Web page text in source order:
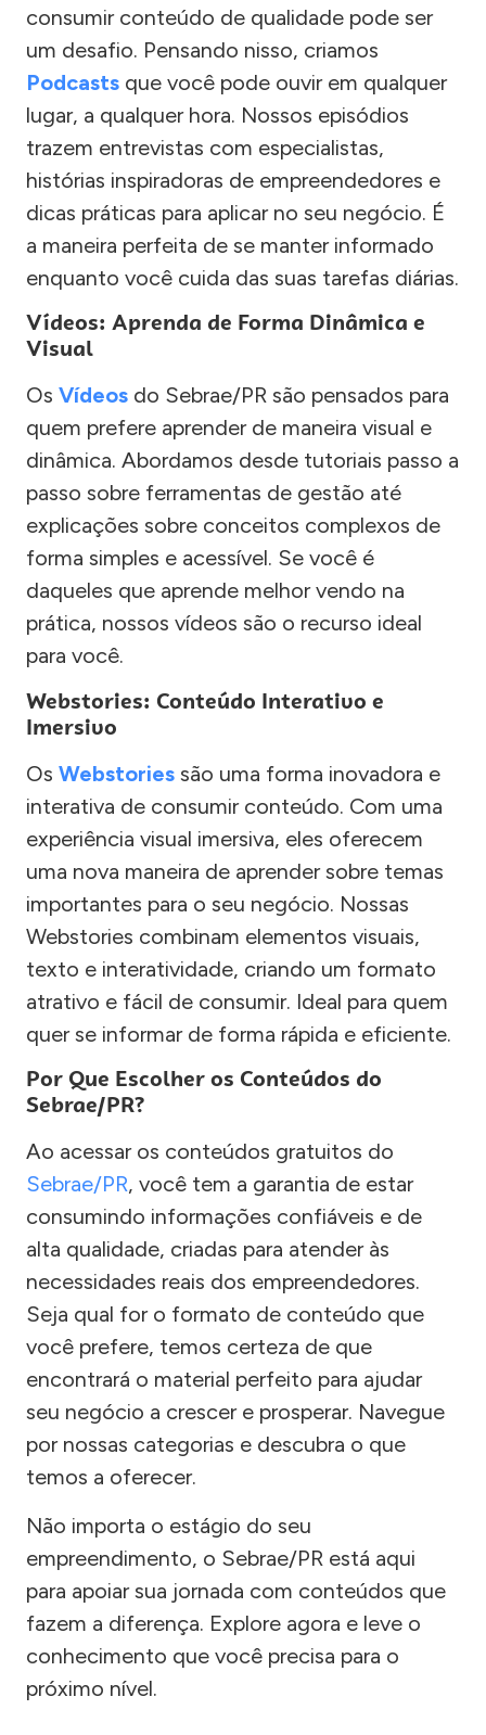
consumir conteúdo de qualidade pode ser
um desafio. Pensando nisso, criamos
Podcasts que você pode ouvir em qualquer
lugar, a qualquer hora. Nossos episódios
trazem entrevistas com especialistas,
histórias inspiradoras de empreendedores e
dicas práticas para aplicar no seu negócio. É
a maneira perfeita de se manter informado
enquanto você cuida das suas tarefas diárias.
Vídeos: Aprenda de Forma Dinâmica e
Visual
Os Vídeos do Sebrae/PR são pensados para
quem prefere aprender de maneira visual e
dinâmica. Abordamos desde tutoriais passo a
passo sobre ferramentas de gestão até
explicações sobre conceitos complexos de
forma simples e acessível. Se você é
daqueles que aprende melhor vendo na
prática, nossos vídeos são o recurso ideal
para você.
Webstories: Conteúdo Interativo e
Imersivo
Os Webstories são uma forma inovadora e
interativa de consumir conteúdo. Com uma
experiência visual imersiva, eles oferecem
uma nova maneira de aprender sobre temas
importantes para o seu negócio. Nossas
Webstories combinam elementos visuais,
texto e interatividade, criando um formato
atrativo e fácil de consumir. Ideal para quem
quer se informar de forma rápida e eficiente.
Por Que Escolher os Conteúdos do
Sebrae/PR?
Ao acessar os conteúdos gratuitos do
Sebrae/PR, você tem a garantia de estar
consumindo informações confiáveis e de
alta qualidade, criadas para atender às
necessidades reais dos empreendedores.
Seja qual for o formato de conteúdo que
você prefere, temos certeza de que
encontrará o material perfeito para ajudar
seu negócio a crescer e prosperar. Navegue
por nossas categorias e descubra o que
temos a oferecer.
Não importa o estágio do seu
empreendimento, o Sebrae/PR está aqui
para apoiar sua jornada com conteúdos que
fazem a diferença. Explore agora e leve o
conhecimento que você precisa para o
próximo nível.